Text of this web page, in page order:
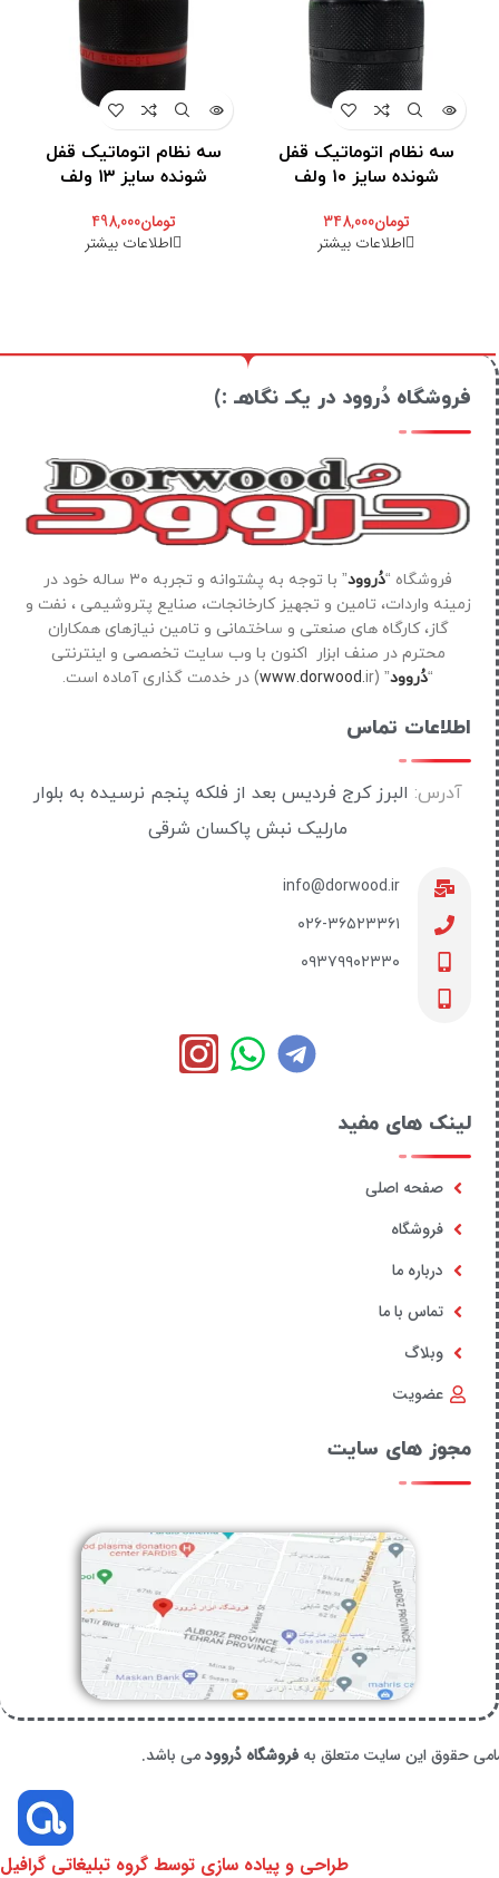
سه نظام اتوماتیک قفل
شونده سایز ۱۰ ولف
تومان348,000
اطلاعات بیشتر
سه نظام اتوماتیک قفل
شونده سایز ۱۳ ولف
تومان498,000
اطلاعات بیشتر
فروشگاه دُروود در یکـ نگاهـ :)
فروشگاه “دُروود
” با توجه به پشتوانه و تجربه ۳۰ ساله خود در
زمینه واردات، تامین و تجهیز کارخانجات، صنایع پتروشیمی ، نفت و
گاز، کارگاه های صنعتی و ساختمانی و تامین نیازهای همکاران
محترم در صنف ابزار اکنون با وب سایت تخصصی و اینترنتی
“دُروود” (
www.dorwood.ir) در خدمت گذاری آماده است.
اطلاعات تماس
آدرس: البرز کرج فردیس بعد از فلکه پنجم نرسیده به بلوار
مارلیک نبش پاکسان شرقی
info@dorwood.ir
۰۲۶-۳۶۵۲۳۳۶۱
۰۹۳۷۹۹۰۲۳۳۰
لینک های مفید
صفحه اصلی
فروشگاه
درباره ما
تماس با ما
وبلاگ
عضویت
مجوز های سایت
حقوق این سایت متعلق به فروشگاه دُروودمی باشد.
طراحی و پیاده سازی توسط گروه تبلیغاتی گرافیل